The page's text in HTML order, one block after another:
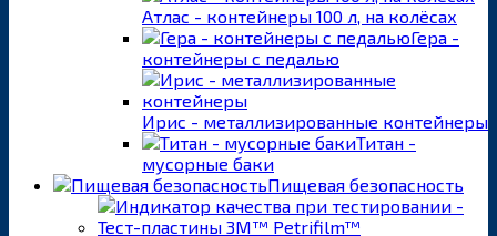
Атлас - контейнеры 100 л, на колёсах
Гера -
контейнеры с педалью
Ирис - металлизированные контейнеры
Титан -
мусорные баки
Пищевая безопасность